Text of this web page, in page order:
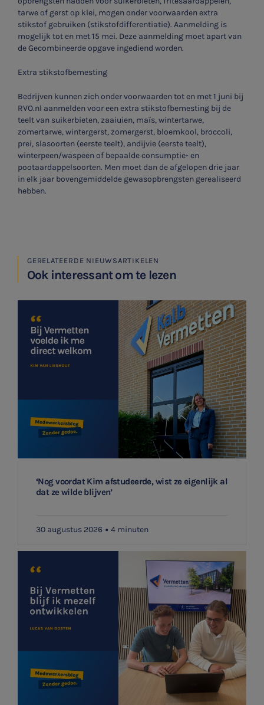
SNEL UW ANTWOORD VINDEN
Zonder gedoe
Typ hieronder uw zoekterm

Meest gezochte onderwerpen
Vacatures
Belastingadvies
Accountancy
Contact
Ontvang meldingen bij belangrijke ontwikkelingen rondom
E-mailadres
Aanmelden
tarwe of gerst op klei, mogen onder voorwaarden extra
stikstof gebruiken (stikstofdifferentiatie). Aanmelding is
mogelijk tot en met 15 mei. Deze aanmelding moet apart van
de Gecombineerde opgave ingediend worden.
Extra stikstofbemesting
Bedrijven kunnen zich onder voorwaarden tot en met 1 juni bij
RVO.nl aanmelden voor een extra stikstofbemesting bij de
teelt van suikerbieten, zaaiuien, maïs, wintertarwe,
zomertarwe, wintergerst, zomergerst, bloemkool, broccoli,
prei, slasoorten (eerste teelt), andijvie (eerste teelt),
winterpeen/waspeen of bepaalde consumptie- en
pootaardappelsoorten. Men moet dan de afgelopen drie jaar
in elk jaar bovengemiddelde gewasopbrengsten gerealiseerd
hebben.
GERELATEERDE NIEUWSARTIKELEN
Ook interessant om te lezen
‘Nog voordat Kim afstudeerde, wist ze eigenlijk al
dat ze wilde blijven’
30 augustus 2026 4 minuten